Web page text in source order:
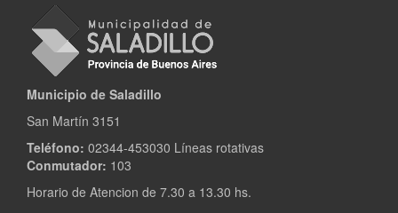
Municipio de Saladillo
San Martín 3151
Teléfono: 02344-453030 Líneas rotativas
Conmutador: 103
Horario de Atencion de 7.30 a 13.30 hs.